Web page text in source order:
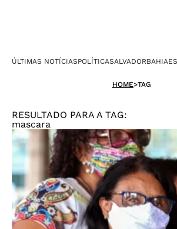
ÚLTIMAS NOTÍCIASPOLÍTICASALVADORBAHIA
HOME>TAG
RESULTADO PARA A TAG:
mascara